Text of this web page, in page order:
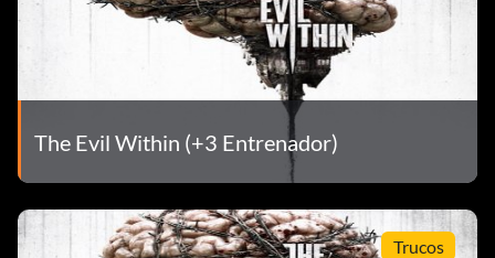
The Evil Within (+3 Entrenador)
Trucos